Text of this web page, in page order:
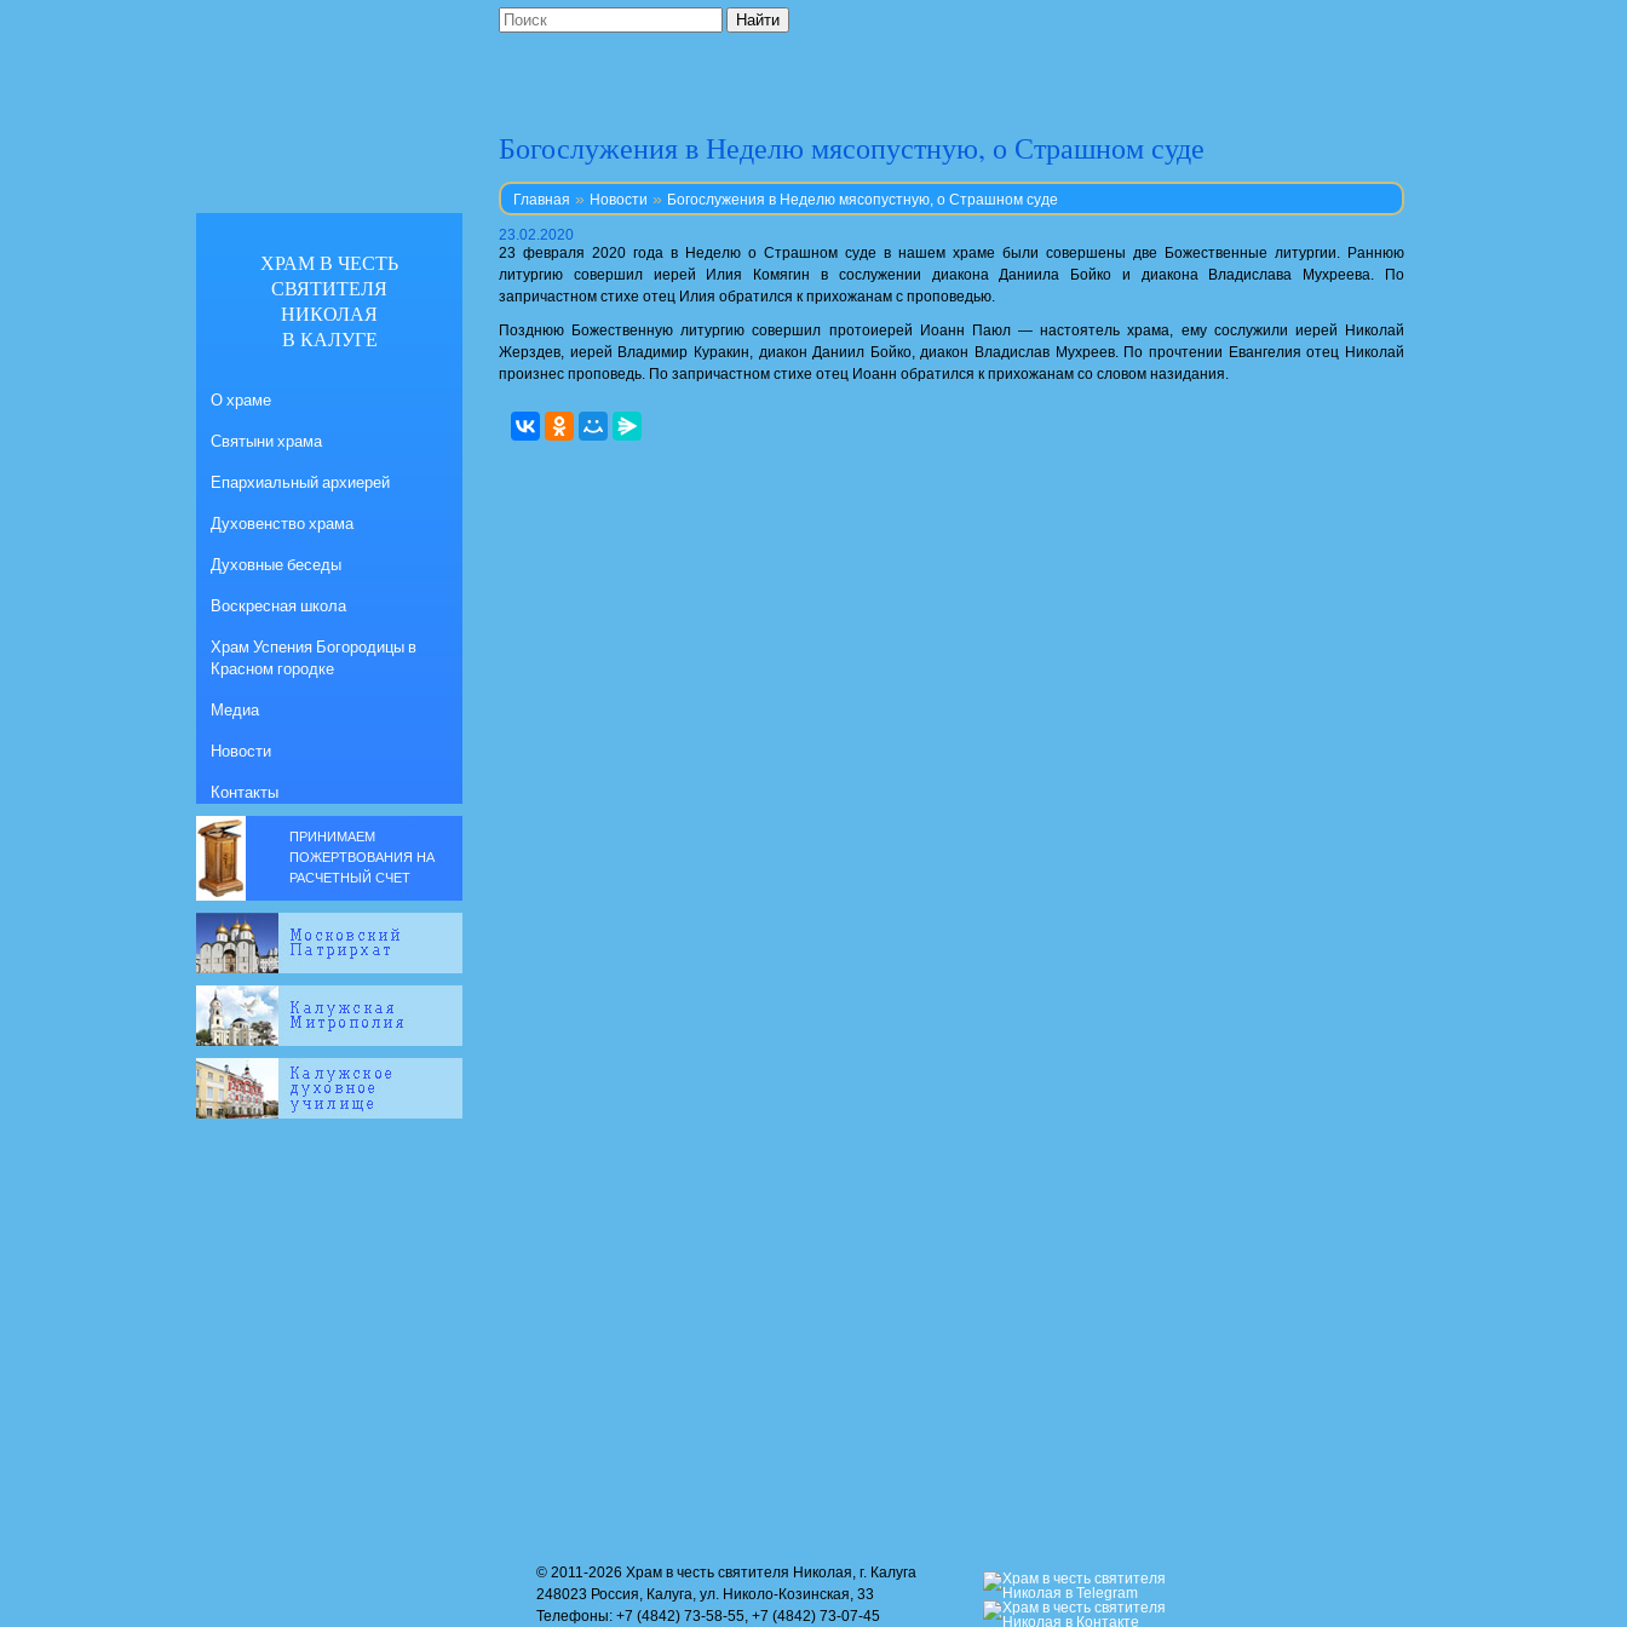
Богослужения в Неделю мясопустную, о Страшном суде
Главная » Новости » Богослужения в Неделю мясопустную, о Страшном суде
23.02.2020
23 февраля 2020 года в Неделю о Страшном суде в нашем храме были совершены две Божественные литургии. Раннюю
литургию совершил иерей Илия Комягин в сослужении диакона Даниила Бойко и диакона Владислава Мухреева. По
запричастном стихе отец Илия обратился к прихожанам с проповедью.
Позднюю Божественную литургию совершил протоиерей Иоанн Паюл — настоятель храма, ему сослужили иерей Николай
Жерздев, иерей Владимир Куракин, диакон Даниил Бойко, диакон Владислав Мухреев. По прочтении Евангелия отец Николай
произнес проповедь. По запричастном стихе отец Иоанн обратился к прихожанам со словом назидания.
ХРАМ В ЧЕСТЬ
СВЯТИТЕЛЯ
НИКОЛАЯ
В КАЛУГЕ
О храме
Святыни храма
Епархиальный архиерей
Духовенство храма
Духовные беседы
Воскресная школа
Храм Успения Богородицы в
Красном городке
Медиа
Новости
Контакты
ПРИНИМАЕМ
ПОЖЕРТВОВАНИЯ НА
РАСЧЕТНЫЙ СЧЕТ
© 2011-2026 Храм в честь святителя Николая, г. Калуга
248023 Россия, Калуга, ул. Николо-Козинская, 33
Телефоны: +7 (4842) 73-58-55, +7 (4842) 73-07-45